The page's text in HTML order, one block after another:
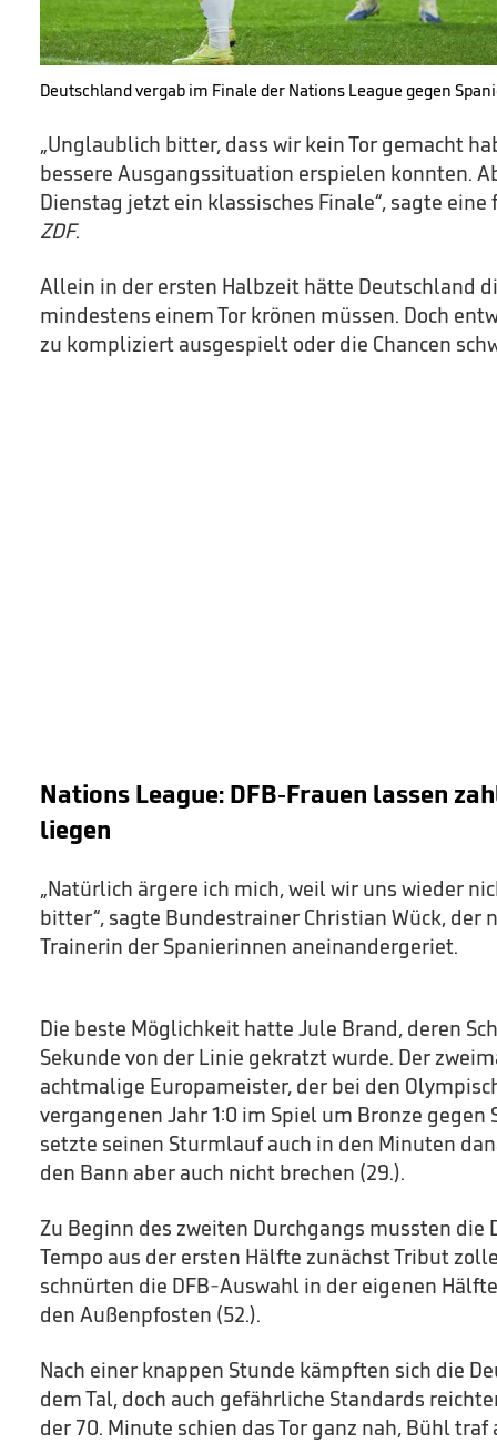
Deutschland vergab im Finale der Nations League gegen
„Unglaublich bitter, dass wir kein Tor gemacht
bessere Ausgangssituation erspielen konnten.
Dienstag jetzt ein klassisches Finale“, sagte
ZDF.
Allein in der ersten Halbzeit hätte Deutschland
mindestens einem Tor krönen müssen. Doch
zu kompliziert ausgespielt oder die Chancen
Nations League: DFB-Frauen lassen
liegen
„Natürlich ärgere ich mich, weil wir uns wieder
bitter“, sagte Bundestrainer Christian Wück, der
Trainerin der Spanierinnen aneinandergeriet.
Die beste Möglichkeit hatte Jule Brand, deren
Sekunde von der Linie gekratzt wurde. Der
achtmalige Europameister, der bei den
vergangenen Jahr 1:0 im Spiel um Bronze gegen
setzte seinen Sturmlauf auch in den Minuten
den Bann aber auch nicht brechen (29.).
Zu Beginn des zweiten Durchgangs mussten die
Tempo aus der ersten Hälfte zunächst Tribut
schnürten die DFB-Auswahl in der eigenen
den Außenpfosten (52.).
Nach einer knappen Stunde kämpften sich die
dem Tal, doch auch gefährliche Standards
der 70. Minute schien das Tor ganz nah, Bühl